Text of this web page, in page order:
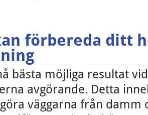
förbereda ditt
bästa möjliga resultat
avgörande. Detta
väggarna från damm